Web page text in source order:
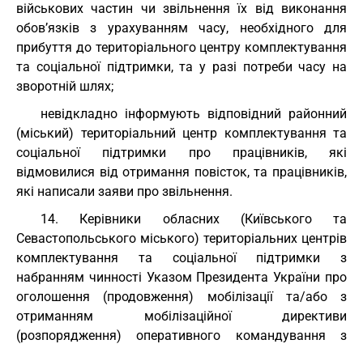
військових частин чи звільнення їх від виконання
обов’язків з урахуванням часу, необхідного для
прибуття до територіального центру комплектування
та соціальної підтримки, та у разі потреби часу на
зворотній шлях;
невідкладно інформують відповідний районний
(міський) територіальний центр комплектування та
соціальної підтримки про працівників, які
відмовилися від отримання повісток, та працівників,
які написали заяви про звільнення.
14. Керівники обласних (Київського та
Севастопольського міського) територіальних центрів
комплектування та соціальної підтримки з
набранням чинності Указом Президента України про
оголошення (продовження) мобілізації та/або з
отриманням мобілізаційної директиви
(розпорядження) оперативного командування з